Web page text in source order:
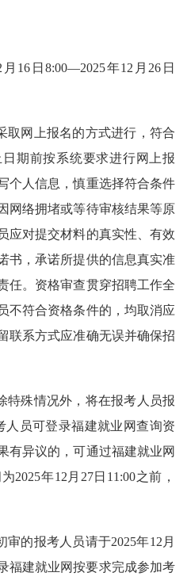
16日8:00—2025年12月26日
取网上报名的方式进行，符合
期前按系统要求进行网上报
个人信息，慎重选择符合条件
网络拥堵或等待审核结果等原
应对提交材料的真实性、有效
书，承诺所提供的信息真实准
任。资格审查贯穿招聘工作全
不符合资格条件的，均取消应
联系方式应准确无误并确保招
特殊情况外，将在报考人员报
人员可登录福建就业网查询资
有异议的，可通过福建就业网
2025年12月27日11:00之前，
的报考人员请于2025年12月
福建就业网按要求完成参加考